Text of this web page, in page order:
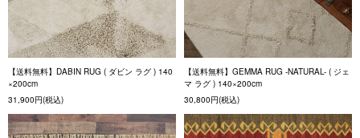
【送料無料】DABIN RUG ( ダビン ラグ ) 140
×200cm
31,900円(税込)
【送料無料】GEMMA RUG -NATURAL- ( ジェ
マ ラグ ) 140×200cm
30,800円(税込)